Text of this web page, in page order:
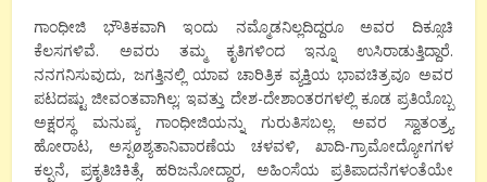
ಗಾಂಧೀಜಿ ಭೌತಿಕವಾಗಿ ಇಂದು ನಮ್ಮೊಡನಿಲ್ಲದಿದ್ದರೂ ಅವರ ದಿಕ್ಸೂಚಿ
ಕೆಲಸಗಳಿವೆ. ಅವರು ತಮ್ಮ ಕೃತಿಗಳಿಂದ ಇನ್ನೂ ಉಸಿರಾಡುತ್ತಿದ್ದಾರೆ.
ನನಗನಿಸುವುದು, ಜಗತ್ತಿನಲ್ಲಿ ಯಾವ ಚಾರಿತ್ರಿಕ ವ್ಯಕ್ತಿಯ ಭಾವಚಿತ್ರವೂ ಅವರ
ಪಟದಷ್ಟು ಜೀವಂತವಾಗಿಲ್ಲ; ಇವತ್ತು ದೇಶ-ದೇಶಾಂತರಗಳಲ್ಲಿ ಕೂಡ ಪ್ರತಿಯೊಬ್ಬ
ಅಕ್ಷರಸ್ಥ ಮನುಷ್ಯ ಗಾಂಧೀಜಿಯನ್ನು ಗುರುತಿಸಬಲ್ಲ. ಅವರ ಸ್ವಾತಂತ್ರ್ಯ
ಹೋರಾಟ, ಅಸ್ಪøಶ್ಯತಾನಿವಾರಣೆಯ ಚಳವಳಿ, ಖಾದಿ-ಗ್ರಾಮೋದ್ಯೋಗಗಳ
ಕಲ್ಪನೆ, ಪ್ರಕೃತಿಚಿಕಿತ್ಸೆ, ಹರಿಜನೋದ್ಧಾರ, ಅಹಿಂಸೆಯ ಪ್ರತಿಪಾದನೆಗಳಂತೆಯೇ